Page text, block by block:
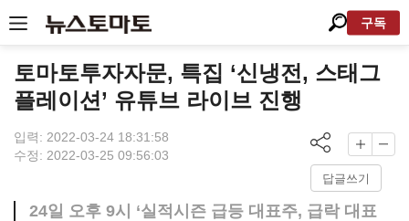
구독
토마토투자자문, 특집 ‘신냉전, 스태그
플레이션’ 유튜브 라이브 진행
입력: 2022-03-24 18:31:58
수정: 2022-03-25 09:56:03
답글쓰기
24일 오후 9시 ‘실적시즌 급등 대표주, 급락 대표